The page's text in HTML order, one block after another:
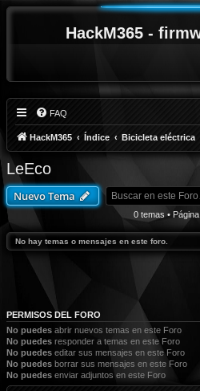
HackM365 -
FAQ
HackM365 Índice Bicicleta eléctrica
LeEco
Nuevo Tema
0 temas • Página
No hay temas o mensajes en este foro.
PERMISOS DEL FORO
No puedes abrir nuevos temas en este Foro
No puedes responder a temas en este Foro
No puedes editar sus mensajes en este Foro
No puedes borrar sus mensajes en este Foro
No puedes enviar adjuntos en este Foro